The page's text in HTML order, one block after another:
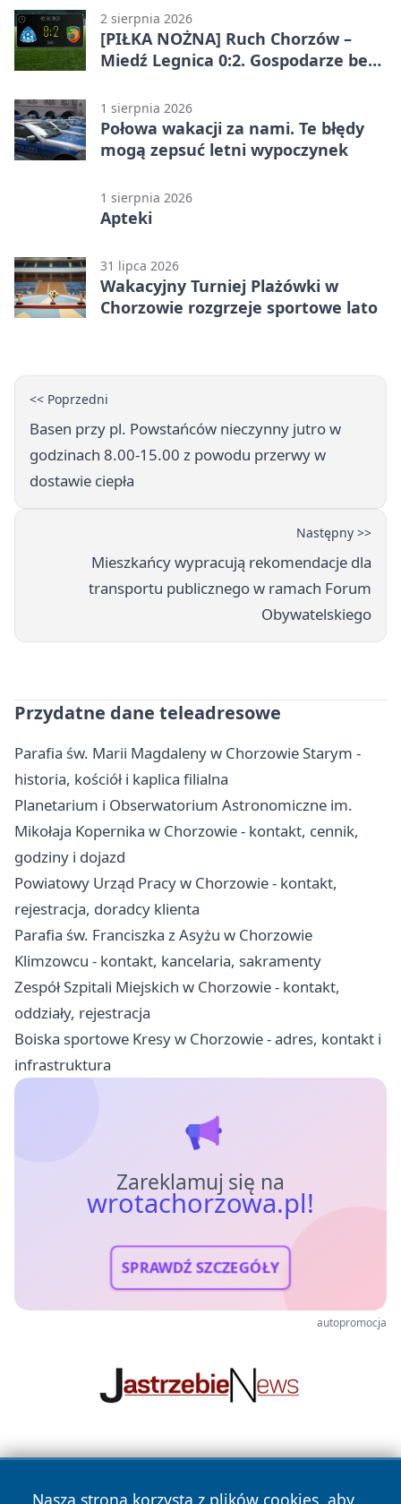
2 sierpnia 2026
[PIŁKA NOŻNA] Ruch Chorzów –
Miedź Legnica 0:2. Gospodarze bez
1 sierpnia 2026
Połowa wakacji za nami. Te błędy
mogą zepsuć letni wypoczynek
1 sierpnia 2026
Apteki
31 lipca 2026
Wakacyjny Turniej Plażówki w
Chorzowie rozgrzeje sportowe lato
<< Poprzedni
Basen przy pl. Powstańców nieczynny jutro w
godzinach 8.00-15.00 z powodu przerwy w
dostawie ciepła
Następny >>
Mieszkańcy wypracują rekomendacje dla
transportu publicznego w ramach Forum
Obywatelskiego
Przydatne dane teleadresowe
Parafia św. Marii Magdaleny w Chorzowie Starym -
historia, kościół i kaplica filialna
Planetarium i Obserwatorium Astronomiczne im.
Mikołaja Kopernika w Chorzowie - kontakt, cennik,
godziny i dojazd
Powiatowy Urząd Pracy w Chorzowie - kontakt,
rejestracja, doradcy klienta
Parafia św. Franciszka z Asyżu w Chorzowie
Klimzowcu - kontakt, kancelaria, sakramenty
Zespół Szpitali Miejskich w Chorzowie - kontakt,
oddziały, rejestracja
Boiska sportowe Kresy w Chorzowie - adres, kontakt i
infrastruktura
Zareklamuj się na
wrotachorzowa.pl!
SPRAWDŹ SZCZEGÓŁY
autopromocja
Nasza strona korzysta z plików cookies, aby